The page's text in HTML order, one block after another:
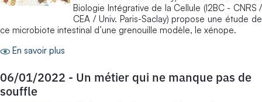
Biologie Intégrative de la Cellule (I2BC - CNRS /
CEA / Univ. Paris-Saclay) propose une étude de
ce microbiote intestinal d’une grenouille modèle, le xénope.
En savoir plus
06/01/2022 - Un métier qui ne manque pas de
souffle